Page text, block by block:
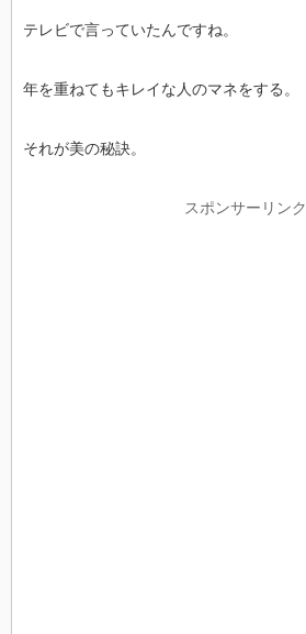
テレビで言っていたんですね。
年を重ねてもキレイな人のマネをする。
それが美の秘訣。
スポンサーリンク